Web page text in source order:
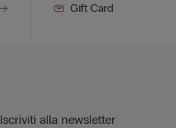
Gift Card
Iscriviti alla newsletter